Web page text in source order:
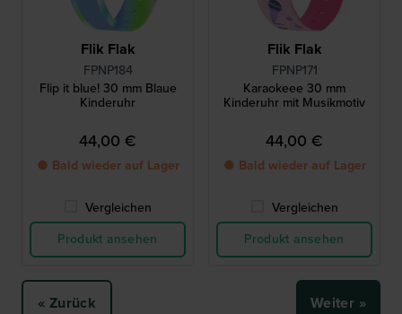
Flik Flak
FPNP184
Flip it blue! 30 mm Blaue
Kinderuhr
44,00 €
● Bald wieder auf Lager
Vergleichen
Produkt ansehen
Flik Flak
FPNP171
Karaokeee 30 mm
Kinderuhr mit Musikmotiv
44,00 €
● Bald wieder auf Lager
Vergleichen
Produkt ansehen
« Zurück Weiter »